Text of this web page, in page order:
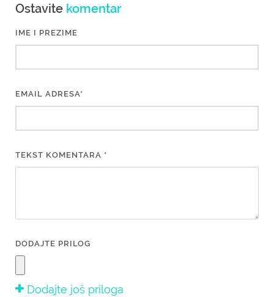
Ostavite komentar
IME I PREZIME
EMAIL ADRESA*
TEKST KOMENTARA *
DODAJTE PRILOG
Dodajte još priloga